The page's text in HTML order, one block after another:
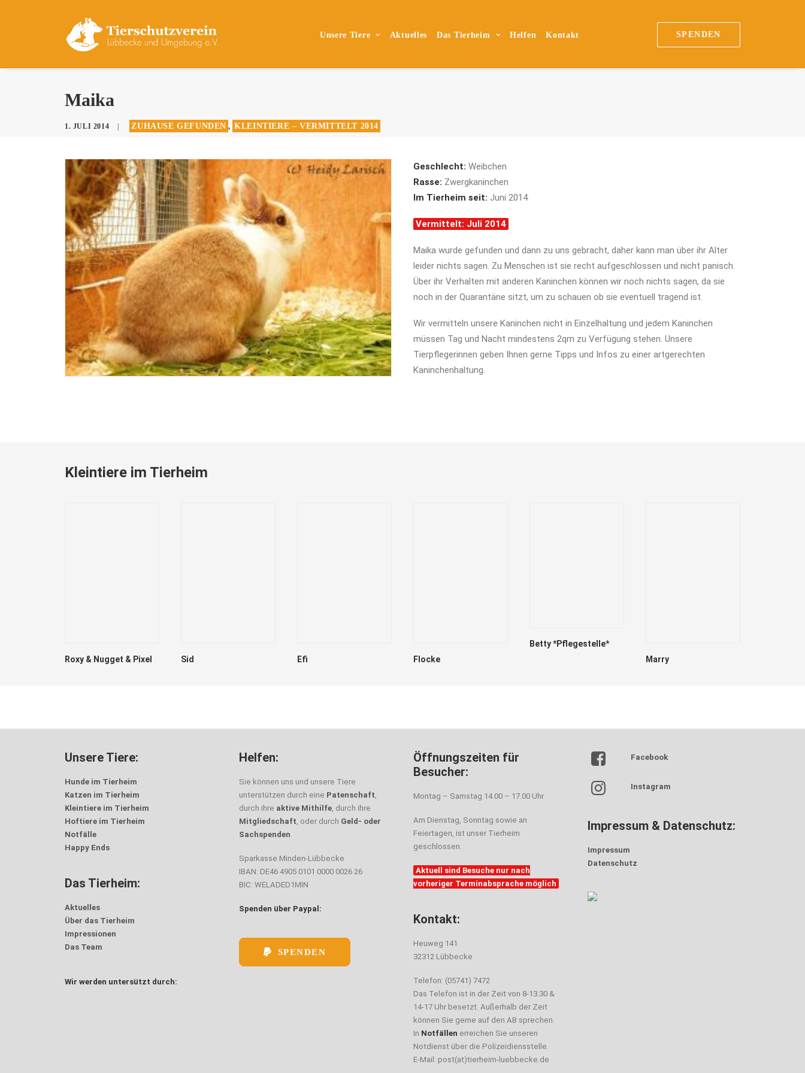
Unsere Tiere Aktuelles Das Tierheim Helfen Kontakt SPENDEN
Maika
1. JULI 2014 ZUHAUSE GEFUNDEN , KLEINTIERE – VERMITTELT 2014
Geschlecht: Weibchen
Rasse: Zwergkaninchen
Im Tierheim seit: Juni 2014
Vermittelt: Juli 2014
Maika wurde gefunden und dann zu uns gebracht, daher kann man über ihr Alter
leider nichts sagen. Zu Menschen ist sie recht aufgeschlossen und nicht panisch.
Über ihr Verhalten mit anderen Kaninchen können wir noch nichts sagen, da sie
noch in der Quarantäne sitzt, um zu schauen ob sie eventuell tragend ist.
Wir vermitteln unsere Kaninchen nicht in Einzelhaltung und jedem Kaninchen
müssen Tag und Nacht mindestens 2qm zu Verfügung stehen. Unsere
Tierpflegerinnen geben Ihnen gerne Tipps und Infos zu einer artgerechten
Kaninchenhaltung.
Kleintiere im Tierheim
Roxy & Nugget & Pixel Sid Efi Flocke
Betty *Pflegestelle*
Marry
Unsere Tiere:
Hunde im Tierheim
Katzen im Tierheim
Kleintiere im Tierheim
Hoftiere im Tierheim
Notfälle
Happy Ends
Das Tierheim:
Aktuelles
Über das Tierheim
Impressionen
Das Team
Wir werden untersützt durch:
Helfen:
Sie können uns und unsere Tiere
unterstützen durch eine Patenschaft,
durch ihre aktive Mithilfe, durch ihre
Mitgliedschaft, oder durch Geld- oder
Sachspenden.
Sparkasse Minden-Lübbecke
IBAN: DE46 4905 0101 0000 0026 26
BIC: WELADED1MIN
Spenden über Paypal:
SPENDEN
Öffnungszeiten für
Besucher:
Montag – Samstag 14.00 – 17.00 Uhr
Am Dienstag, Sonntag sowie an
Feiertagen, ist unser Tierheim
geschlossen.
Aktuell sind Besuche nur nach
vorheriger Terminabsprache möglich
Kontakt:
Heuweg 141
32312 Lübbecke
Telefon: (05741) 7472
Das Telefon ist in der Zeit von 8-13.30 &
14-17 Uhr besetzt. Außerhalb der Zeit
können Sie gerne auf den AB sprechen.
In Notfällen erreichen Sie unseren
Notdienst über die Polizeidiensstelle.
E-Mail: post(at)tierheim-luebbecke.de
Facebook
Instagram
Impressum & Datenschutz:
Impressum
Datenschutz